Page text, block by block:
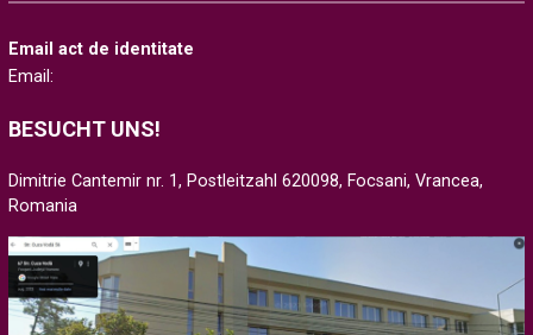
Email act de identitate
Email:
BESUCHT UNS!
Dimitrie Cantemir nr. 1, Postleitzahl 620098, Focsani, Vrancea,
Romania